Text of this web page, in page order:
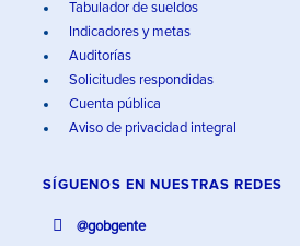
Tabulador de sueldos
Indicadores y metas
Auditorías
Solicitudes respondidas
Cuenta pública
Aviso de privacidad integral
SÍGUENOS EN NUESTRAS REDES
@gobgente